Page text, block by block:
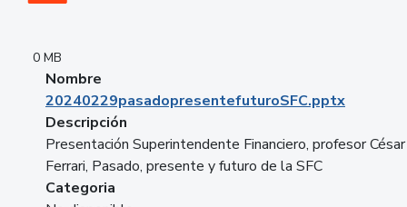
0 MB
Nombre
20240229pasadopresentefuturoSFC.pptx
Descripción
Presentación Superintendente Financiero, profesor César
Ferrari, Pasado, presente y futuro de la SFC
Categoria